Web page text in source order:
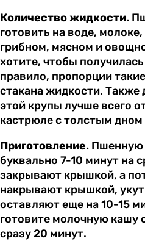
Количество жидкости.
готовить на воде,
грибном, мясном и
хотите, чтобы
правило, пропорции
стакана жидкости. Также
этой крупы лучше всего
кастрюле с толстым дном
Приготовление. Пшенную
буквально 7-10 минут на
закрывают крышкой, а
накрывают крышкой,
оставляют еще на 10-15
готовите молочную кашу
сразу 20 минут.